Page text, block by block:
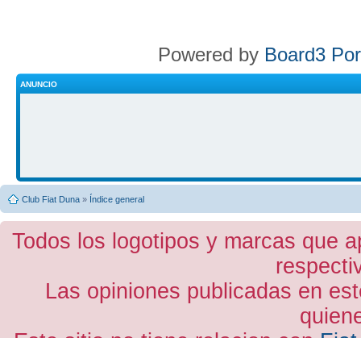
Powered by Board3
ANUNCIO
Club Fiat Duna » Índice general
Todos los logotipos y marcas que
Las opiniones publicadas en